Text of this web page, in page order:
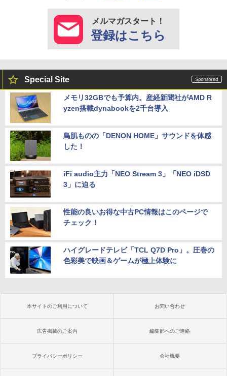
メルマガスタート！
登録はこちら
Special Site
メモリ32GBでも予算内。産経新聞社がAMD R
yzen搭載dynabookを2千台導入
鳥肌ものの「DENON HOME」サウンドを体感
した！
iFi audio主力「NEO Stream 3」「NEO iDSD
3」に迫る
性能の良いお得な中古PC情報はこのページで
チェック！
ハイグレードテレビ「TCL Q7D Pro」。圧巻の
色彩美で映画＆ゲームが極上体験に
本サイトのご利用について お問い合わせ
広告掲載のご案内 編集部へのご連絡
プライバシーポリシー 会社概要